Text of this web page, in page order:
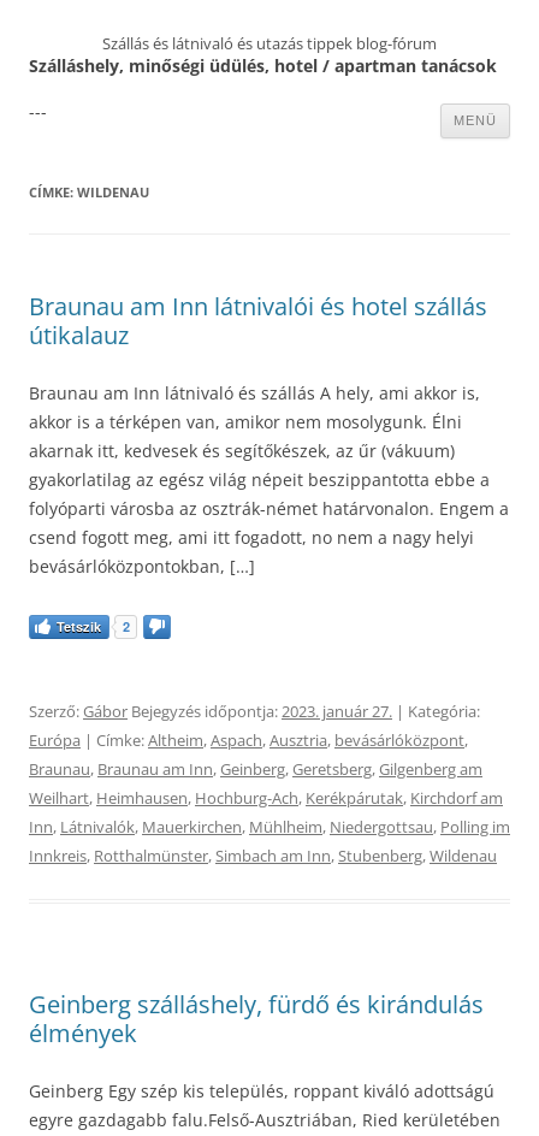
Szállás és látnivaló és utazás tippek blog-fórum
Szálláshely, minőségi üdülés, hotel / apartman tanácsok
MENÜ
---
CÍMKE: WILDENAU
Braunau am Inn látnivalói és hotel szállás
útikalauz
Braunau am Inn látnivaló és szállás A hely, ami akkor is,
akkor is a térképen van, amikor nem mosolygunk. Élni
akarnak itt, kedvesek és segítőkészek, az űr (vákuum)
gyakorlatilag az egész világ népeit beszippantotta ebbe a
folyóparti városba az osztrák-német határvonalon. Engem a
csend fogott meg, ami itt fogadott, no nem a nagy helyi
bevásárlóközpontokban, […]
Tetszik 2
Szerző:Gábor Bejegyzés időpontja:2023. január 27. | Kategória:
Európa | Címke:Altheim,Aspach,Ausztria, bevásárlóközpont,
Braunau, Braunau am Inn,Geinberg,Geretsberg,Gilgenberg am
Weilhart, Heimhausen, Hochburg-Ach, Kerékpárutak, Kirchdorf am
Inn, Látnivalók, Mauerkirchen, Mühlheim, Niedergottsau, Polling im
Innkreis, Rotthalmünster,Simbach am Inn,Stubenberg,Wildenau
Geinberg szálláshely, fürdő és kirándulás
élmények
Geinberg Egy szép kis település, roppant kiváló adottságú
egyre gazdagabb falu.Felső-Ausztriában, Ried kerületében